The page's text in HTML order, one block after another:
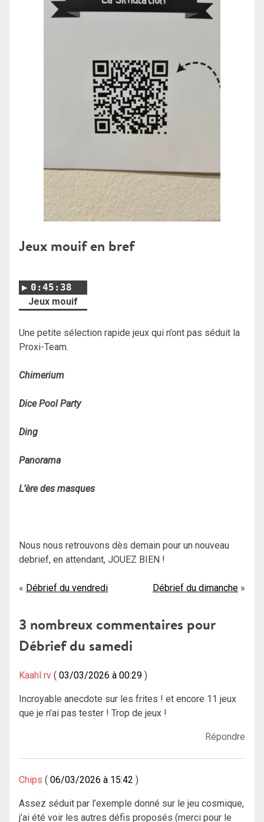
Jeux mouif en bref
0:45:38
Jeux mouif
Une petite sélection rapide jeux qui n’ont pas séduit la
Proxi-Team.
Chimerium
Dice Pool Party
Ding
Panorama
L’ère des masques
Nous nous retrouvons dès demain pour un nouveau
debrief, en attendant, JOUEZ BIEN !
Navigation
l’article
Débrief du vendredi Débrief du dimanche
3 nombreux commentaires pour
Débrief du samedi
Kaahl rv 03/03/2026 à 00:29
Incroyable anecdote sur les frites ! et encore 11 jeux
que je n’ai pas tester ! Trop de jeux !
Répondre
Chips 06/03/2026 à 15:42
Assez séduit par l’exemple donné sur le jeu cosmique,
j’ai été voir les autres défis proposés (merci pour le